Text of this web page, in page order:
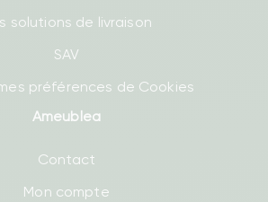
solutions de livraison
SAV
préférences de Cookies
Ameublea
Contact
Mon compte